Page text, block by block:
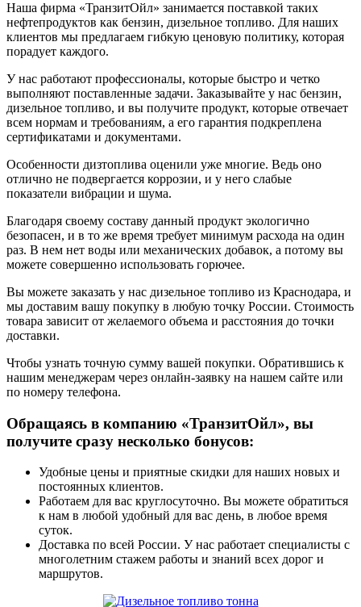
Наша фирма «ТранзитОйл» занимается поставкой таких
нефтепродуктов как бензин, дизельное топливо. Для наших
клиентов мы предлагаем гибкую ценовую политику, которая
порадует каждого.
У нас работают профессионалы, которые быстро и четко
выполняют поставленные задачи. Заказывайте у нас бензин,
дизельное топливо, и вы получите продукт, которые отвечает
всем нормам и требованиям, а его гарантия подкреплена
сертификатами и документами.
Особенности дизтоплива оценили уже многие. Ведь оно
отлично не подвергается коррозии, и у него слабые
показатели вибрации и шума.
Благодаря своему составу данный продукт экологично
безопасен, и в то же время требует минимум расхода на один
раз. В нем нет воды или механических добавок, а потому вы
можете совершенно использовать горючее.
Вы можете заказать у нас дизельное топливо из Краснодара, и
мы доставим вашу покупку в любую точку России. Стоимость
товара зависит от желаемого объема и расстояния до точки
доставки.
Чтобы узнать точную сумму вашей покупки. Обратившись к
нашим менеджерам через онлайн-заявку на нашем сайте или
по номеру телефона.
Обращаясь в компанию «ТранзитОйл», вы
получите сразу несколько бонусов:
Удобные цены и приятные скидки для наших новых и
постоянных клиентов.
Работаем для вас круглосуточно. Вы можете обратиться
к нам в любой удобный для вас день, в любое время
суток.
Доставка по всей России. У нас работает специалисты с
многолетним стажем работы и знаний всех дорог и
маршрутов.